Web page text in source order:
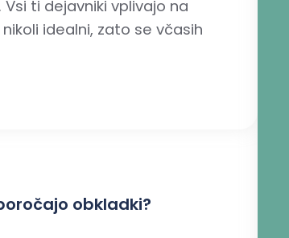
ti dejavniki vplivajo na
idealni, zato se včasih
obkladki?